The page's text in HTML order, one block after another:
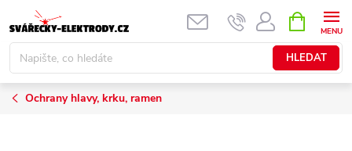
na
obsah
HLEDAT
NÁKUPNÍ
KOŠÍK
Ochrany hlavy, krku, ramen